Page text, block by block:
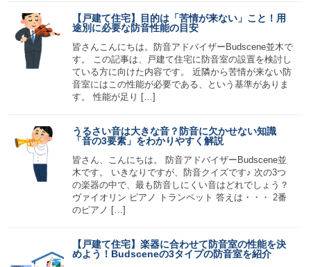
【戸建て住宅】目的は「苦情が来ない」こと！用
途別に必要な防音性能の目安
皆さんこんにちは。防音アドバイザーBudscene並木で
す。 この記事は、戸建て住宅に防音室の設置を検討し
ている方に向けた内容です。 近隣から苦情が来ない防
音室にはこの性能が必要である、という基準がありま
す。 性能が足り […]
うるさい音は大きな音？防音に欠かせない知識
「音の3要素」をわかりやすく解説
皆さん、こんにちは。 防音アドバイザーBudscene並
木です。 いきなりですが、防音クイズです♪ 次の3つ
の楽器の中で、最も防音しにくい音はどれでしょう？
ヴァイオリン ピアノ トランペット 答えは・・・ 2番
のピアノ […]
【戸建て住宅】楽器に合わせて防音室の性能を決
めよう！Budsceneの3タイプの防音室を紹介